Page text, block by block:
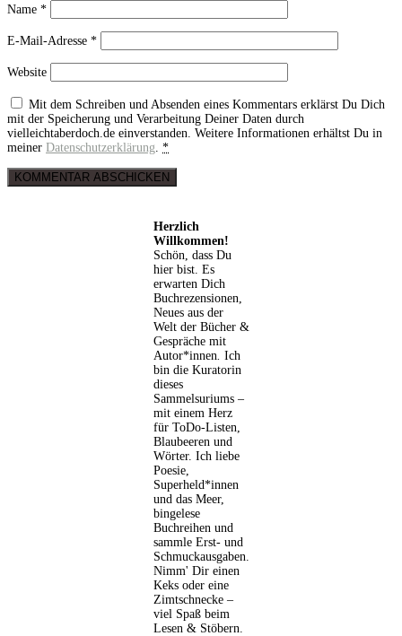
Name *
E-Mail-Adresse *
Website
Mit dem Schreiben und Absenden eines Kommentars erklärst Du Dich
mit der Speicherung und Verarbeitung Deiner Daten durch
vielleichtaberdoch.de einverstanden. Weitere Informationen erhältst Du in
meiner Datenschutzerklärung *
Herzlich
Willkommen!
Schön, dass Du
hier bist. Es
erwarten Dich
Buchrezensionen,
Neues aus der
Welt der Bücher &
Gespräche mit
Autor*innen Ich
bin die Kuratorin
dieses
Sammelsuriums –
mit einem Herz
für ToDo-Listen,
Blaubeeren und
Wörter. Ich liebe
Poesie,
Superheld*innen
und das Meer,
bingelese
Buchreihen und
sammle Erst- und
Schmuckausgaben.
Nimm' Dir einen
Keks oder eine
Zimtschnecke –
viel Spaß beim
Lesen & Stöbern.